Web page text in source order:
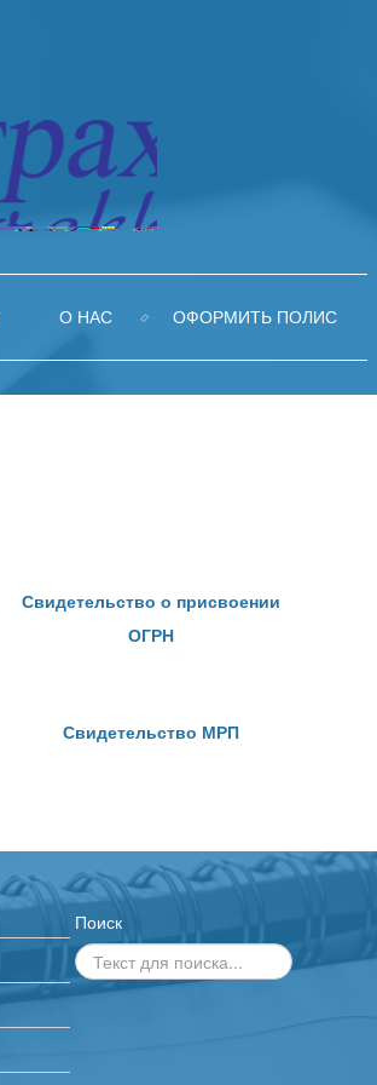
О НАС ОФОРМИТЬ ПОЛИС
Свидетельство о присвоении
ОГРН
Свидетельство МРП
Поиск